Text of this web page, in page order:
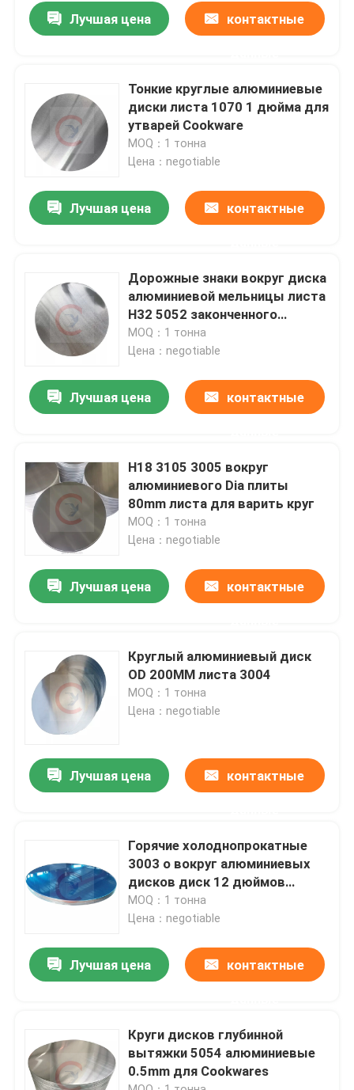
Товары
Видео
О нас
Контроль качества
Сделать запрос
Металлический лист алюминия в листах
алюминиевая катушка листа
Лучшая цена контактные
Тонкие круглые алюминиевые
диски листа 1070 1 дюйма для
утварей Cookware
MOQ：1 тонна
Цена：negotiable
Лучшая цена контактные
Дорожные знаки вокруг диска
алюминиевой мельницы листа
H32 5052 законченного
алюминиевого
MOQ：1 тонна
Цена：negotiable
Лучшая цена контактные
H18 3105 3005 вокруг
алюминиевого Dia плиты
80mm листа для варить круг
MOQ：1 тонна
Цена：negotiable
Лучшая цена контактные
Круглый алюминиевый диск
OD 200MM листа 3004
MOQ：1 тонна
Цена：negotiable
Лучшая цена контактные
Горячие холоднопрокатные
3003 o вокруг алюминиевых
дисков диск 12 дюймов
алюминиевый
MOQ：1 тонна
Цена：negotiable
Лучшая цена контактные
Круги дисков глубинной
вытяжки 5054 алюминиевые
0.5mm для Cookwares